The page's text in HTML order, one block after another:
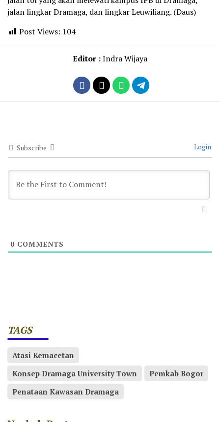
jalan lingkar Dramaga, dan lingkar Leuwiliang. (Daus)
Post Views: 104
Editor :Indra Wijaya
Subscribe Login
0 COMMENTS
TAGS
Atasi Kemacetan
Konsep Dramaga University Town
Pemkab Bogor
Penataan Kawasan Dramaga